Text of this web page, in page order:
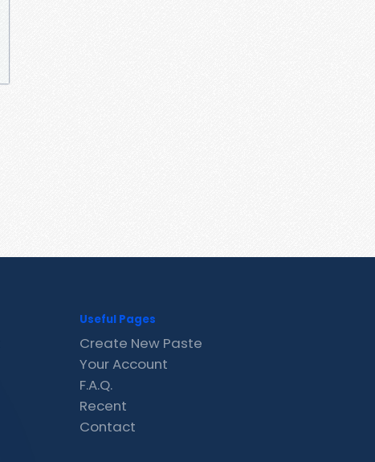
Useful Pages
Create New Paste
Your Account
F.A.Q.
Recent
Contact